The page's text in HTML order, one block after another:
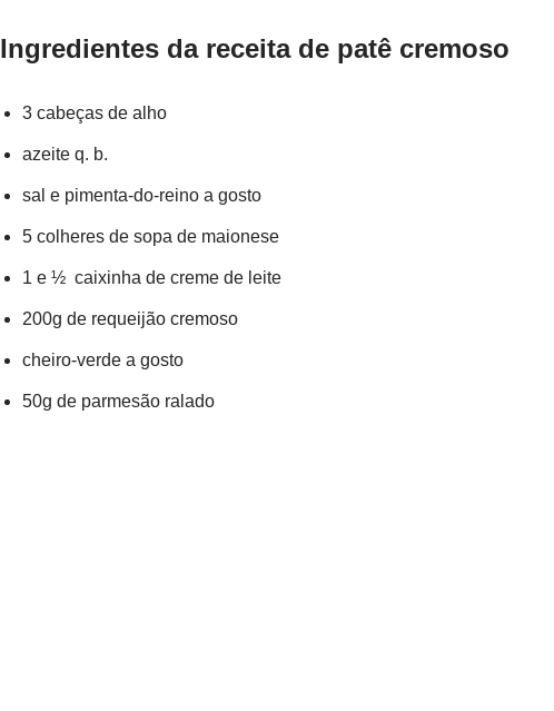
Ingredientes da receita de patê cremoso
3 cabeças de alho
azeite q. b.
sal e pimenta-do-reino a gosto
5 colheres de sopa de maionese
1 e ½ caixinha de creme de leite
200g de requeijão cremoso
cheiro-verde a gosto
50g de parmesão ralado